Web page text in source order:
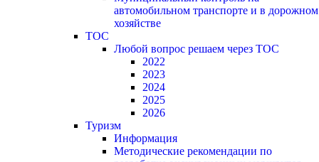
автомобильном транспорте и в дорожном
хозяйстве
ТОС
Любой вопрос решаем через ТОС
2022
2023
2024
2025
2026
Туризм
Информация
Методические рекомендации по